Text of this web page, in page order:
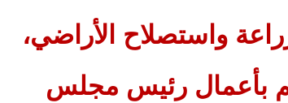
واستصلاح الأراضي،
بأعمال رئيس مجلس